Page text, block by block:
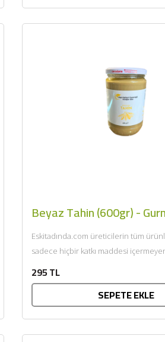
Beyaz Tahin (600gr) -
Eskitadında.com üreticilerin tüm
sadece hiçbir katkı maddesi
295 TL
SEPETE EKLE
BU HAFTANIN PLANLI